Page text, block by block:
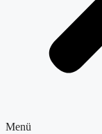
Menü